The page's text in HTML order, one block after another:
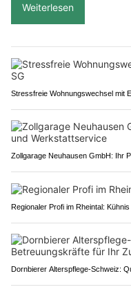
Weiterlesen
Stressfreie Wohnungswechsel mit
Zollgarage Neuhausen GmbH: Ihr
Regionaler Profi im Rheintal:
Dornbierer Alterspflege-Schweiz: